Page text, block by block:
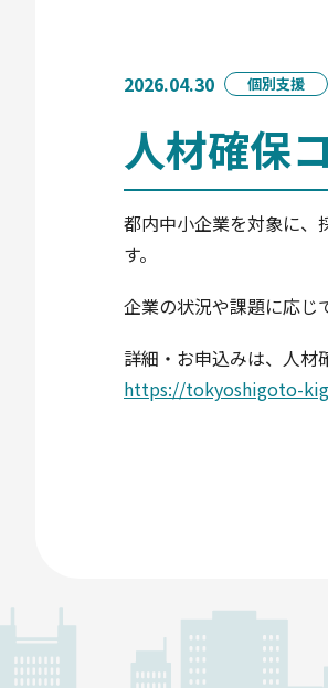
2026.04.30 個別支援
人材確保
都内中小企業を対象に、
す。
企業の状況や課題に応じ
詳細・お申込みは、人材
https://tokyoshigoto-